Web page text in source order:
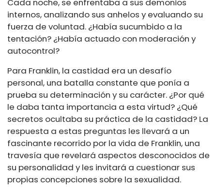
Cada noche, se enfrentaba a sus demonios
internos, analizando sus anhelos y evaluando su
fuerza de voluntad. ¿Había sucumbido a la
tentación? ¿Había actuado con moderación y
autocontrol?
Para Franklin, la castidad era un desafío
personal, una batalla constante que ponía a
prueba su determinación y su carácter. ¿Por qué
le daba tanta importancia a esta virtud? ¿Qué
secretos ocultaba su práctica de la castidad? La
respuesta a estas preguntas les llevará a un
fascinante recorrido por la vida de Franklin, una
travesía que revelará aspectos desconocidos de
su personalidad y les invitará a cuestionar sus
propias concepciones sobre la sexualidad.